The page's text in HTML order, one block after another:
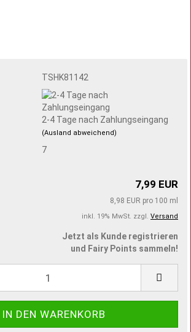
TSHK81142
2-4 Tage nach Zahlungseingang
(Ausland abweichend)
7
7,99 EUR
8,98 EUR pro 100 ml
inkl. 19% MwSt. zzgl. Versand
Jetzt als Kunde registrieren
und Fairy Points sammeln!